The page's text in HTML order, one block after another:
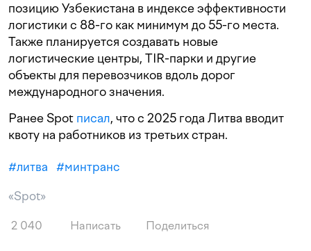
позицию Узбекистана в индексе эффективности
логистики с 88-го как минимум до 55-го места.
Также планируется создавать новые
логистические центры, TIR-парки и другие
объекты для перевозчиков вдоль дорог
международного значения.
Ранее Spot писал, что с 2025 года Литва вводит
квоту на работников из третьих стран.
#литва #минтранс
«Spot»
2 040 Написать Поделиться